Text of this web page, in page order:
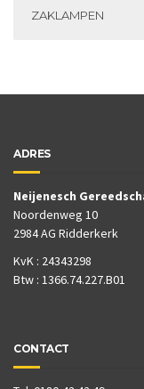
ZAKLAMPEN
ADRES
Neijenesch
Noordenweg 10
2984 AG Ridderkerk
KvK : 24343298
Btw : 1366.74.227.B01
CONTACT